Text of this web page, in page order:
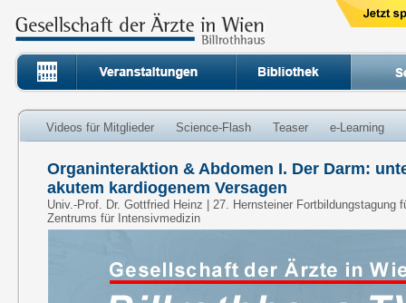
Videos für Mitglieder Science-Flash Teaser e-Learning
Organinteraktion & Abdomen I. Der Darm:
akutem kardiogenem Versagen
Univ.-Prof. Dr. Gottfried Heinz | 27. Hernsteiner
Zentrums für Intensivmedizin